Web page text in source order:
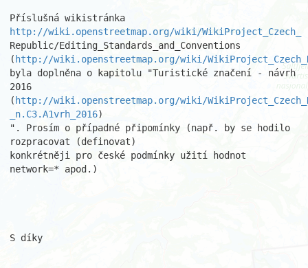
http://wiki.openstreetmap.org/wiki/WikiProject_Czech_
Republic/Editing_Standards_and_Conventions
( http://wiki.openstreetmap.org/wiki/
byla doplněna o kapitolu "Turistické značení - návrh
2016
( http://wiki.openstreetmap.org/wiki/
_n.C3.A1vrh_2016)
". Prosím o případné připomínky (např. by se hodilo
rozpracovat (definovat)
konkrétněji pro české podmínky užití hodnot
network=* apod.)
S díky